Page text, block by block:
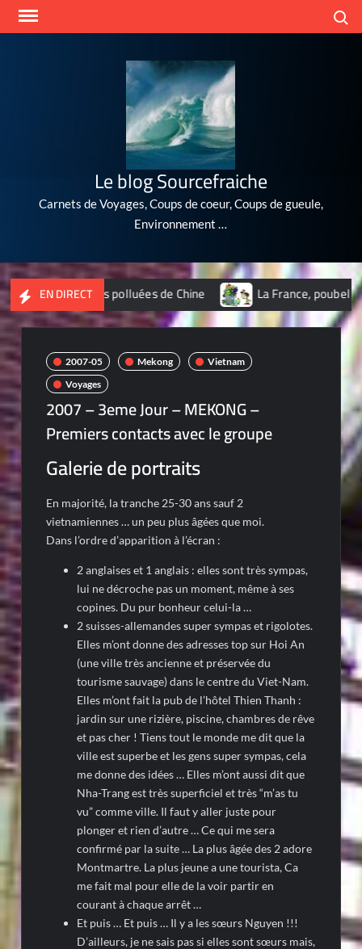
Skip
Le blog Sourcefraiche
Carnets de Voyages, Coups de coeur, Coups de gueule,
Environnement …
EN DIRECT
les plus polluées de Chine La France, poubelle du
2007-05 Mekong
Vietnam
Voyages
2007 – 3eme Jour – MEKONG –
Premiers contacts avec le groupe
Galerie de portraits
En majorité, la tranche 25-30 ans sauf 2
vietnamiennes … un peu plus âgées que moi.
Dans l’ordre d’apparition à l’écran :
2 anglaises et 1 anglais : elles sont très sympas,
lui ne décroche pas un moment, même à ses
copines. Du pur bonheur celui-la …
2 suisses-allemandes super sympas et rigolotes.
Elles m’ont donne des adresses top sur Hoi An
(une ville très ancienne et préservée du
tourisme sauvage) dans le centre du Viet-Nam.
Elles m’ont fait la pub de l’hôtel Thien Thanh :
jardin sur une rizière, piscine, chambres de rêve
et pas cher ! Tiens tout le monde me dit que la
ville est superbe et les gens super sympas, cela
me donne des idées … Elles m’ont aussi dit que
Nha-Trang est très superficiel et très “m’as tu
vu” comme ville. Il faut y aller juste pour
plonger et rien d’autre … Ce qui me sera
confirmé par la suite … La plus âgée des 2 adore
Montmartre. La plus jeune a une tourista, Ca
me fait mal pour elle de la voir partir en
courant à chaque arrêt …
Et puis … Et puis … Il y a les sœurs Nguyen !!!
D’ailleurs, je ne sais pas si elles sont sœurs mais,